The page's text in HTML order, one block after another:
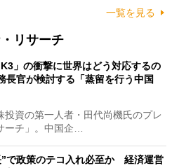
一覧を見る
リサーチ
」の衝撃に世界はどう対応するの
官が検討する「蒸留を行う中国
資の第一人者・田代尚機氏のプレ
ーチ」。中国企…
”で政策のテコ入れ必至か 経済運営